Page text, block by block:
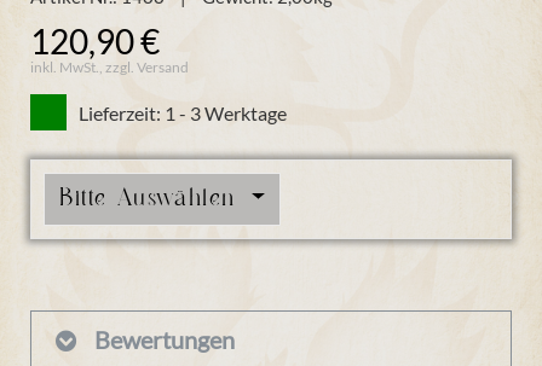
120,90 €
inkl. MwSt., zzgl. Versand
Lieferzeit: 1 - 3 Werktage
Bitte Auswählen
Bewertungen